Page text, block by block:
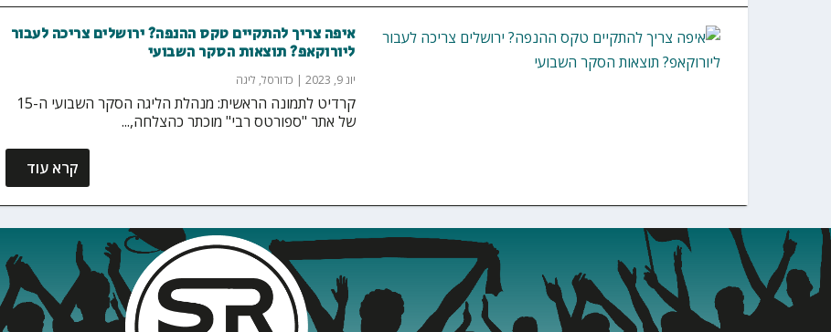
איפה צריך להתקיים טקס ההנפה? ירושלים צריכה לעבור
ליורוקאפ? תוצאות הסקר השבועי
יונ 9, 2023 | כדורסל, ליגה
קרדיט לתמונה הראשית: מנהלת הליגה הסקר השבועי ה-15
של אתר "ספורטס רבי" מוכתר כהצלחה,...
קרא עוד